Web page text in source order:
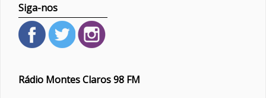
Siga-nos
Rádio Montes Claros 98 FM